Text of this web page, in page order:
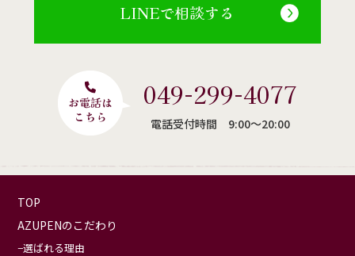
LINEで相談する
049-299-4077
電話受付時間 9:00〜20:00
TOP
AZUPENのこだわり
選ばれる理由